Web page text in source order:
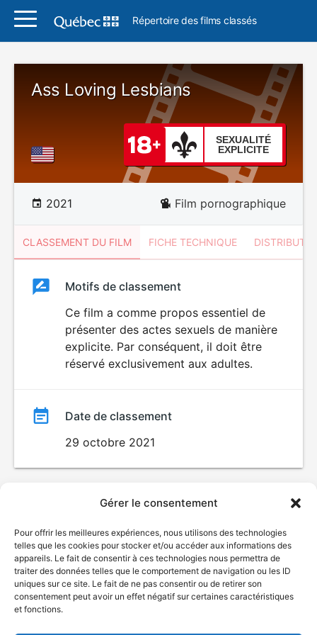
Gérer le consentement
Pour offrir les meilleures expériences, nous utilisons des technologies
telles que les cookies pour stocker et/ou accéder aux informations des
appareils. Le fait de consentir à ces technologies nous permettra de
traiter des données telles que le comportement de navigation ou les ID
uniques sur ce site. Le fait de ne pas consentir ou de retirer son
consentement peut avoir un effet négatif sur certaines caractéristiques
et fonctions.
Répertoire des films classés
Ass Loving Lesbians
SEXUALITÉ
EXPLICITE
2021 Film pornographique
CLASSEMENT DU FILM FICHE TECHNIQUE
ClassementClassement
SEXUALITÉ
EXPLICITE
Motifs de classement
Ce film a comme propos essentiel de
présenter des actes sexuels de manière
explicite. Par conséquent, il doit être
réservé exclusivement aux adultes.
Date de classement
29 octobre 2021